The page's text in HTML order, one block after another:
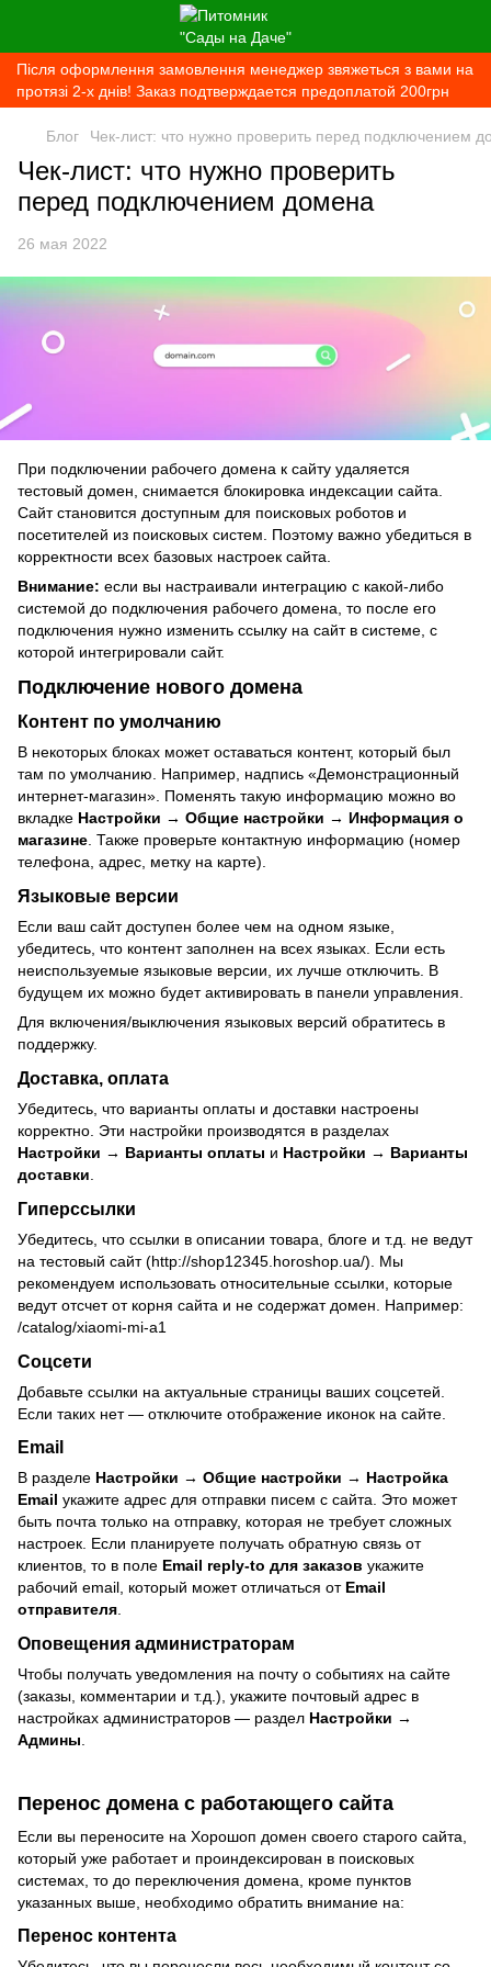
Після оформлення замовлення менеджер звяжеться з вами на
протязі 2-х днів! Заказ подтверждается предоплатой 200грн
Блог Чек-лист: что нужно проверить перед подключением
Чек-лист: что нужно проверить
перед подключением домена
26 мая 2022
При подключении рабочего домена к сайту удаляется
тестовый домен, снимается блокировка индексации сайта.
Сайт становится доступным для поисковых роботов и
посетителей из поисковых систем. Поэтому важно убедиться в
корректности всех базовых настроек сайта.
Внимание: если вы настраивали интеграцию с какой-либо
системой до подключения рабочего домена, то после его
подключения нужно изменить ссылку на сайт в системе, с
которой интегрировали сайт.
Подключение нового домена
Контент по умолчанию
В некоторых блоках может оставаться контент, который был
там по умолчанию. Например, надпись «Демонстрационный
интернет-магазин». Поменять такую информацию можно во
вкладке Настройки → Общие настройки → Информация о
магазине. Также проверьте контактную информацию (номер
телефона, адрес, метку на карте).
Языковые версии
Если ваш сайт доступен более чем на одном языке,
убедитесь, что контент заполнен на всех языках. Если есть
неиспользуемые языковые версии, их лучше отключить. В
будущем их можно будет активировать в панели управления.
Для включения/выключения языковых версий обратитесь в
поддержку.
Доставка, оплата
Убедитесь, что варианты оплаты и доставки настроены
корректно. Эти настройки производятся в разделах
Настройки → Варианты оплаты и Настройки → Варианты
доставки
Гиперссылки
Убедитесь, что ссылки в описании товара, блоге и т.д. не ведут
на тестовый сайт (http://shop12345.horoshop.ua/). Мы
рекомендуем использовать относительные ссылки, которые
ведут отсчет от корня сайта и не содержат домен. Например:
/catalog/xiaomi-mi-a1
Соцсети
Добавьте ссылки на актуальные страницы ваших соцсетей.
Если таких нет — отключите отображение иконок на сайте.
Email
В разделе Настройки → Общие настройки → Настройка
Email укажите адрес для отправки писем с сайта. Это может
быть почта только на отправку, которая не требует сложных
настроек. Если планируете получать обратную связь от
клиентов, то в поле Email reply-to для заказов укажите
рабочий email, который может отличаться от Email
отправителя.
Оповещения администраторам
Чтобы получать уведомления на почту о событиях на сайте
(заказы, комментарии и т.д.), укажите почтовый адрес в
настройках администраторов — раздел Настройки →
Админы
Перенос домена с работающего сайта
Если вы переносите на Хорошоп домен своего старого сайта,
который уже работает и проиндексирован в поисковых
системах, то до переключения домена, кроме пунктов
указанных выше, необходимо обратить внимание на:
Перенос контента